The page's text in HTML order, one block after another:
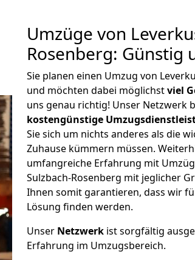
Umzüge von
Rosenberg: Günstig
Sie planen einen Umzug von
und möchten dabei möglichstviel
uns genau richtig! Unser Netzwerk
kostengünstige
Sie sich um nichts anderes als die
Zuhause kümmern müssen.
umfangreiche Erfahrung mit
Sulzbach-Rosenberg mit jeglicher
Ihnen somit garantieren, dass wir
Lösung finden werden.
Unser Netzwerk ist sorgfältig
Erfahrung im Umzugsbereich.